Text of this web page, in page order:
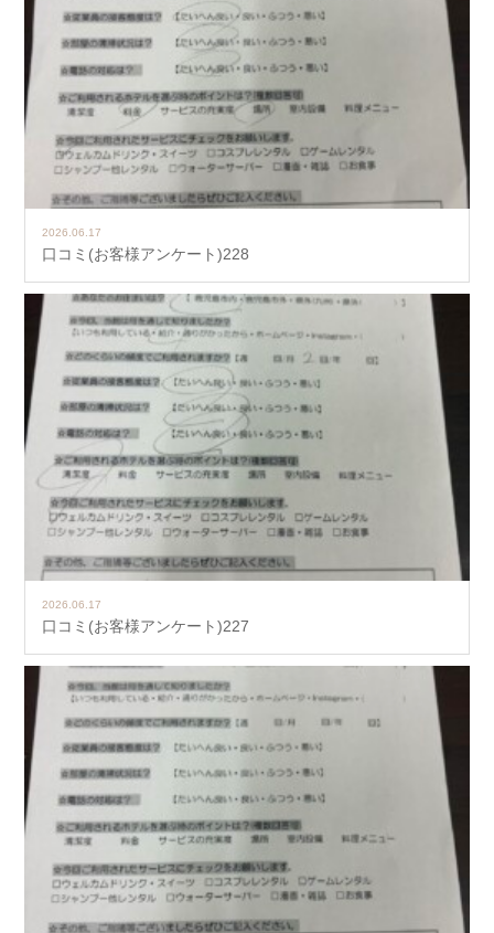
2026.06.17
口コミ(お客様アンケート)228
2026.06.17
口コミ(お客様アンケート)227